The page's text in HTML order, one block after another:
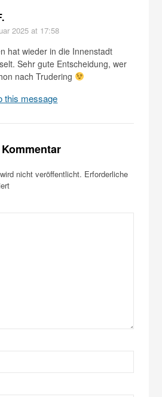
2025 at 17:58
hat wieder in die Innenstadt
Sehr gute Entscheidung, wer
nach Trudering
this message
nicht veröffentlicht. Erforderliche